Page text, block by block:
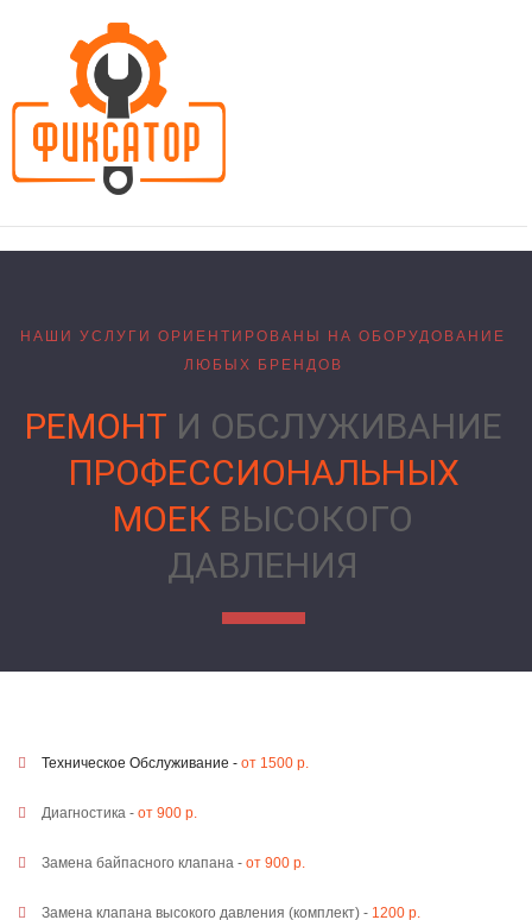
НАШИ УСЛУГИ ОРИЕНТИРОВАНЫ НА ОБОРУДОВАНИЕ
ЛЮБЫХ БРЕНДОВ
РЕМОНТ И ОБСЛУЖИВАНИЕ
ПРОФЕССИОНАЛЬНЫХ
МОЕК ВЫСОКОГО
ДАВЛЕНИЯ
Техническое Обслуживание - от 1500 р.
Диагностика - от 900 р.
Замена байпасного клапана - от 900 р.
Замена клапана высокого давления (комплект) - 1200 р.